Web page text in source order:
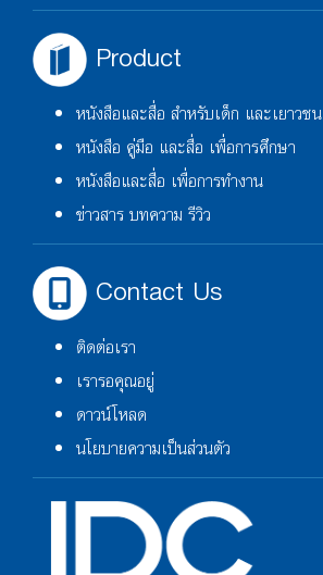
Product
หนังสือและสื่อ สำหรับเด็ก และเยาวชน
หนังสือ คู่มือ และสื่อ เพื่อการศึกษา
หนังสือและสื่อ เพื่อการทำงาน
ข่าวสาร บทความ รีวิว
Contact Us
ติดต่อเรา
เรารอคุณอยู่
ดาวน์โหลด
นโยบายความเป็นส่วนตัว